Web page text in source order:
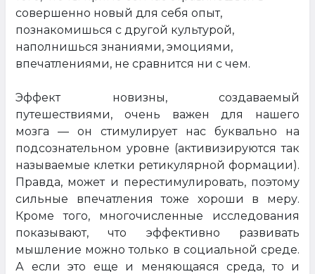
совершенно новый для себя опыт,
познакомишься с другой культурой,
наполнишься знаниями, эмоциями,
впечатлениями, не сравнится ни с чем.
Эффект новизны, создаваемый
путешествиями, очень важен для нашего
мозга — он стимулирует нас буквально на
подсознательном уровне (активизируются так
называемые клетки ретикулярной формации).
Правда, может и перестимулировать, поэтому
сильные впечатления тоже хороши в меру.
Кроме того, многочисленные исследования
показывают, что эффективно развивать
мышление можно только в социальной среде.
А если это еще и меняющаяся среда, то и